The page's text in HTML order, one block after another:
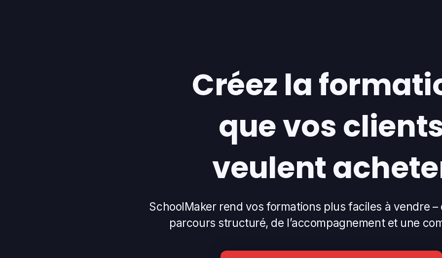
Créez la
que vos
veulent
SchoolMaker rend vos formations plus faciles à vendre –
parcours structuré, de l’accompagnement et une